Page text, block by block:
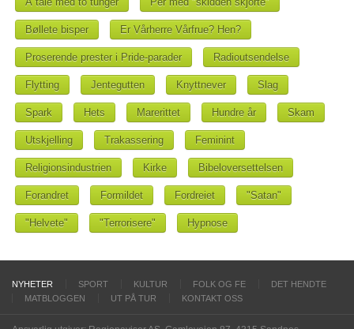
Bøllete bisper Er Vårherre Vårfrue? Hen?
Proserende prester i Pride-parader Radioutsendelse
Flytting Jentegutten Knyttnever Slag
Spark Hets Marerittet Hundre år Skam
Utskjelling Trakassering Feminint
Religionsindustrien Kirke Bibeloversettelsen
Forandret Formildet Fordreiet "Satan"
"Helvete" "Terrorisere" Hypnose
NYHETER SPORT KULTUR FOLK OG FE
DET HENDTE
MATBLOGGEN
UT PÅ TUR KONTAKT OSS